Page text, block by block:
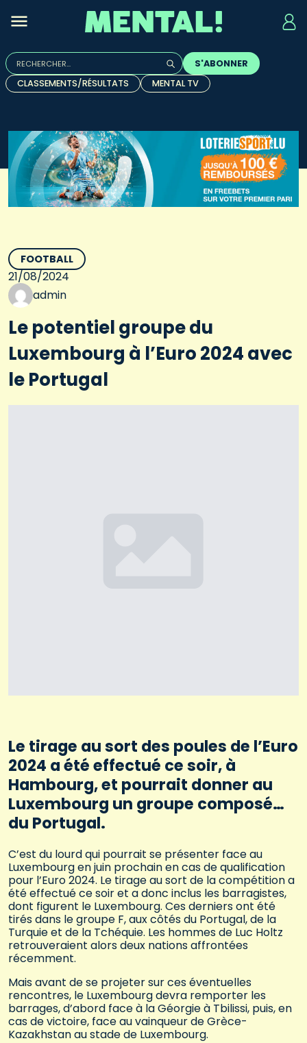
Rechercher :
Quand les résultats de l'auto-complétion sont
S'ABONNER
CLASSEMENTS/RÉSULTATS
MENTAL TV
FOOTBALL
21/08/2024
admin
Le potentiel groupe du
Luxembourg à l’Euro 2024 avec
le Portugal
Le tirage au sort des poules de l’Euro
2024 a été effectué ce soir, à
Hambourg, et pourrait donner au
Luxembourg un groupe composé…
du Portugal.
C’est du lourd qui pourrait se présenter face au
Luxembourg en juin prochain en cas de qualification
pour l’Euro 2024. Le tirage au sort de la compétition a
été effectué ce soir et a donc inclus les barragistes,
dont figurent le Luxembourg. Ces derniers ont été
tirés dans le groupe F, aux côtés du Portugal, de la
Turquie et de la Tchéquie. Les hommes de Luc Holtz
retrouveraient alors deux nations affrontées
récemment.
Mais avant de se projeter sur ces éventuelles
rencontres, le Luxembourg devra remporter les
barrages, d’abord face à la Géorgie à Tbilissi, puis, en
cas de victoire, face au vainqueur de Grèce-
Kazakhstan au stade de Luxembourg.